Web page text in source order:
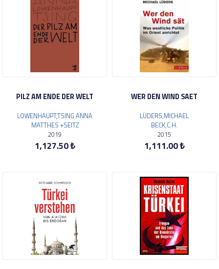
PILZ AM ENDE DER WELT
LOWENHAUPT,TSING ANNA
MATTHES +SEITZ
2019
1,127.50 ₺
WER DEN WIND SAET
LÜDERS,MICHAEL
BECK,C.H.
2015
1,111.00 ₺